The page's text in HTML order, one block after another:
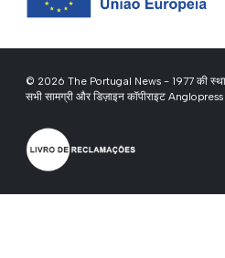
© 2026 The Portugal News - 1977 की
सभी सामग्री और डिज़ाइन कॉपीराइट